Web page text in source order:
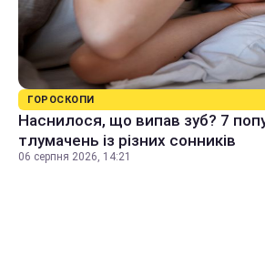
ГОРОСКОПИ
Наснилося, що випав зуб? 7
тлумачень із різних сонників
06 серпня 2026, 14:21